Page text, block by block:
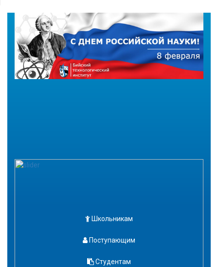
Школьникам
Поступающим
Студентам